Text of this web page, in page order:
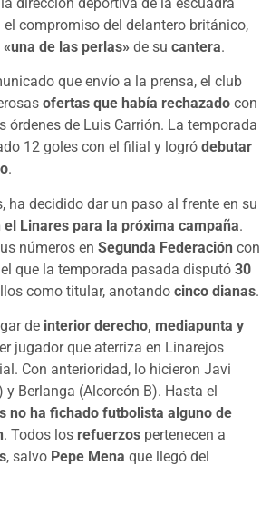
compromiso del delantero británico,
«una de las perlas» de su cantera.
que envío a la prensa, el club
ofertas que había rechazado con
órdenes de Luis Carrión. La temporada
12 goles con el filial y logró debutar
.
ha decidido dar un paso al frente en su
Linares para la próxima campaña.
números en Segunda Federación con
que la temporada pasada disputó 30
como titular, anotando cinco dianas.
de interior derecho, mediapunta y
jugador que aterriza en Linarejos
Con anterioridad, lo hicieron Javi
y Berlanga (Alcorcón B). Hasta el
no ha fichado futbolista alguno de
. Todos los refuerzos pertenecen a
, salvo Pepe Mena que llegó del